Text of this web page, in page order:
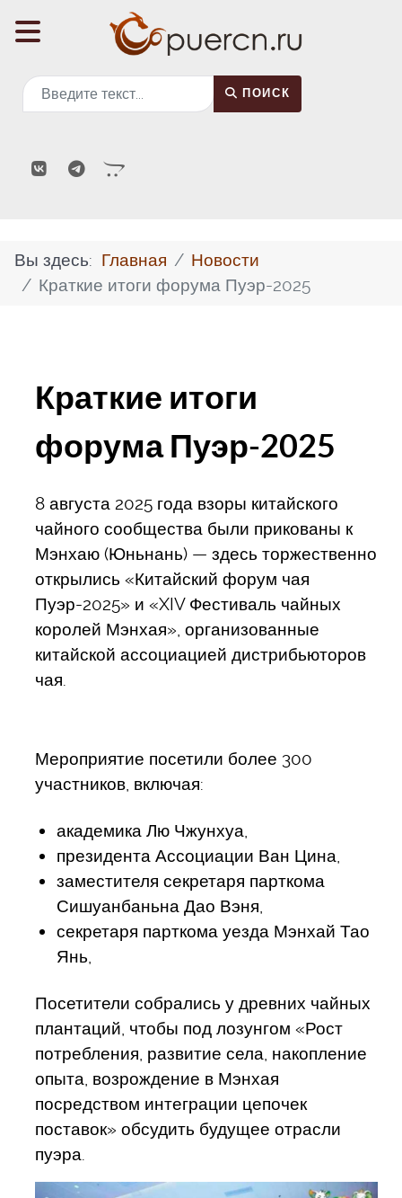
Поиск ПОИСК
Вы здесь: Главная
Новости
Краткие итоги форума Пуэр-2025
Краткие итоги
форума Пуэр-2025
8 августа 2025 года взоры китайского
чайного сообщества были прикованы к
Мэнхаю (Юньнань) — здесь торжественно
открылись «Китайский форум чая
Пуэр-2025» и «XIV Фестиваль чайных
королей Мэнхая», организованные
китайской ассоциацией дистрибьюторов
чая.
Мероприятие посетили более 300
участников, включая:
академика Лю Чжунхуа,
президента Ассоциации Ван Цина,
заместителя секретаря парткома
Сишуанбаньна Дао Вэня,
секретаря парткома уезда Мэнхай Тао
Янь,
Посетители собрались у древних чайных
плантаций, чтобы под лозунгом «Рост
потребления, развитие села, накопление
опыта, возрождение в Мэнхая
посредством интеграции цепочек
поставок» обсудить будущее отрасли
пуэра.